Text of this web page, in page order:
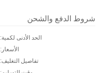
شروط الدفع والشحن
الحد الأدنى لكمية:
الأسعار:
تفاصيل التغليف: